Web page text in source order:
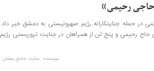
حمله جنایتکارانه رژیم صهیونیستی به دمشق خبر داد.
حاج رحیمی و پنج تن از همراهان در جنایت تروریستی رژیم
نویسنده : سایت جامع رمضان